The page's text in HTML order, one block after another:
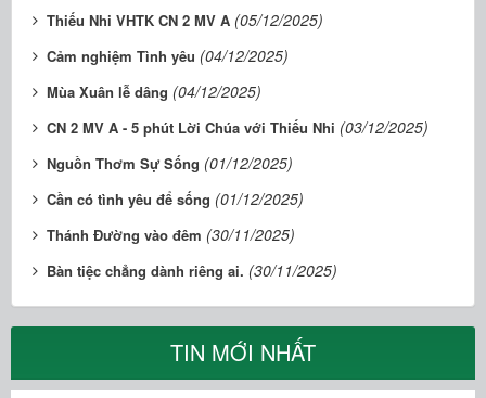
Thiếu Nhi VHTK CN 2 MV A (05/12/2025)
Cảm nghiệm Tình yêu (04/12/2025)
Mùa Xuân lễ dâng (04/12/2025)
CN 2 MV A - 5 phút Lời Chúa với Thiếu Nhi (03/12/2025)
Nguồn Thơm Sự Sống (01/12/2025)
Cần có tình yêu để sống (01/12/2025)
Thánh Đường vào đêm (30/11/2025)
Bàn tiệc chẳng dành riêng ai. (30/11/2025)
TIN MỚI NHẤT